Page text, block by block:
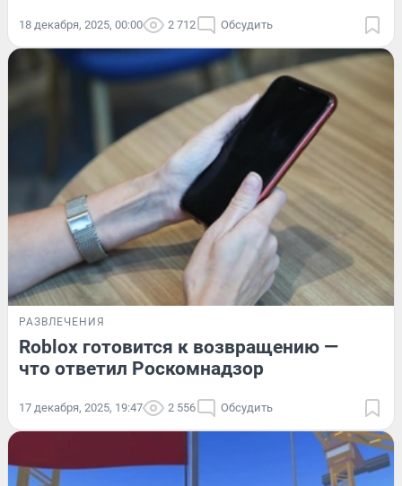
18 декабря, 2025, 00:00 2 712 Обсудить
РАЗВЛЕЧЕНИЯ
Roblox готовится к возвращению —
что ответил Роскомнадзор
17 декабря, 2025, 19:47 2 556 Обсудить